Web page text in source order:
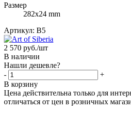
Размер
282х24 mm
Артикул: B5
2 570 руб./шт
В наличии
Нашли дешевле?
-
+
В корзину
Цена действительна только для
отличаться от цен в розничных